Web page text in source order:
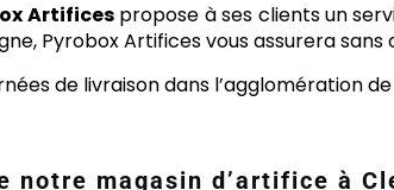
Artificespropose à ses clients un
Pyrobox Artifices vous assurera sans
de livraison dans l’agglomération
notre magasin d’artifice à